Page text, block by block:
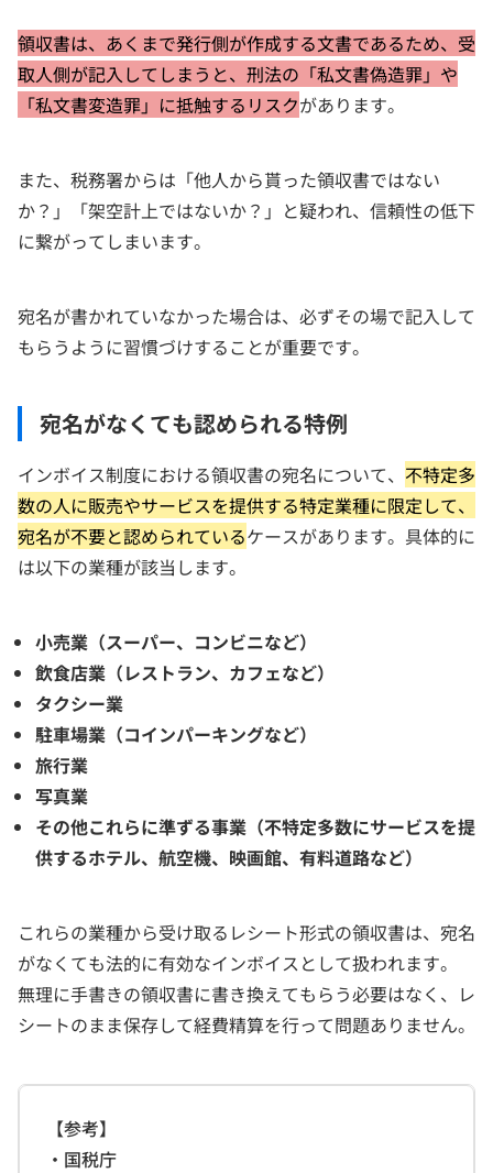
領収書は、あくまで発行側が作成する文書であるため、受
取人側が記入してしまうと、刑法の「私文書偽造罪」や
「私文書変造罪」に抵触するリスクがあります。
また、税務署からは「他人から貰った領収書ではない
か？」「架空計上ではないか？」と疑われ、信頼性の低下
に繋がってしまいます。
宛名が書かれていなかった場合は、必ずその場で記入して
もらうように習慣づけすることが重要です。
宛名がなくても認められる特例
インボイス制度における領収書の宛名について、 不特定多
数の人に販売やサービスを提供する特定業種に限定して、
宛名が不要と認められているケースがあります。具体的に
は以下の業種が該当します。
小売業（スーパー、コンビニなど）
飲食店業（レストラン、カフェなど）
タクシー業
駐車場業（コインパーキングなど）
旅行業
写真業
その他これらに準ずる事業（不特定多数にサービスを提
供するホテル、航空機、映画館、有料道路など）
これらの業種から受け取るレシート形式の領収書は、宛名
がなくても法的に有効なインボイスとして扱われます。
無理に手書きの領収書に書き換えてもらう必要はなく、レ
シートのまま保存して経費精算を行って問題ありません。
【参考】
・国税庁